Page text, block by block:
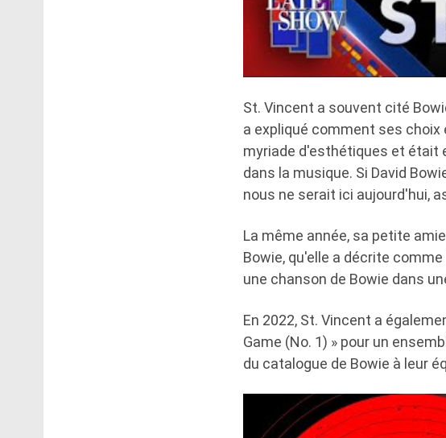
St. Vincent a souvent cité
a expliqué comment ses
myriade d'esthétiques et était
dans la musique. Si David
nous ne serait ici aujourd'hui,
La même année, sa petite
Bowie, qu'elle a décrite
une chanson de Bowie dans
En 2022, St. Vincent a
Game (No. 1) » pour un
du catalogue de Bowie à leur